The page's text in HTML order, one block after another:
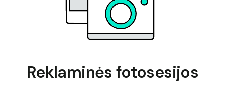
Reklaminės fotosesijos